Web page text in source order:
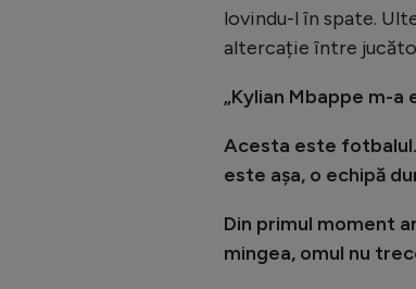
lovindu-l în spate.
altercație între
„Kylian Mbappe m-
Acesta este fotbalul.
este așa, o echipă
Din primul moment
mingea, omul nu